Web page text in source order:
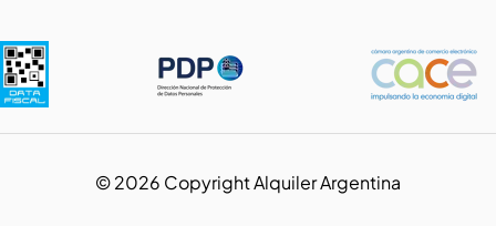
©2026 Copyright Alquiler Argentina